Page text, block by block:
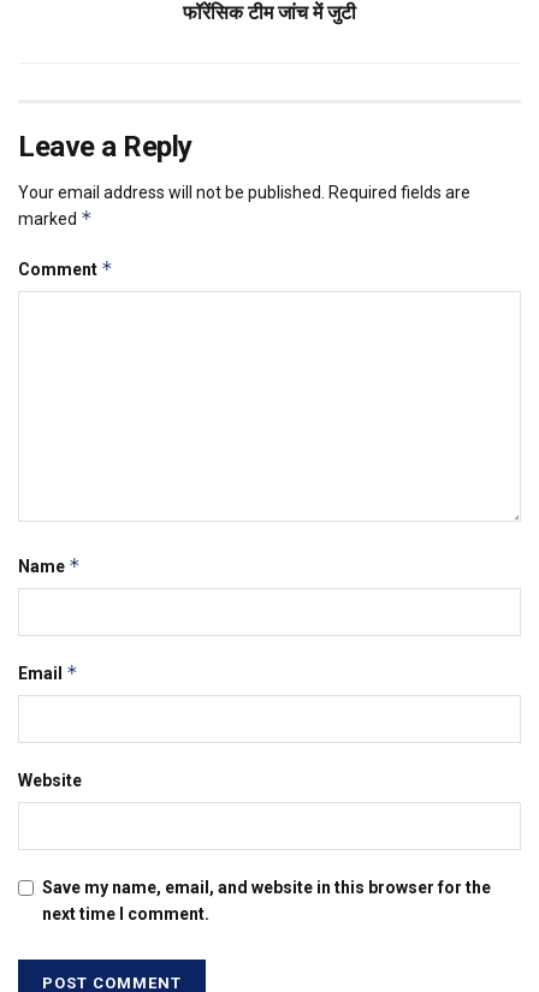
फॉरेंसिक टीम जांच में जुटी
Leave a Reply
Your email address will not be published. Required fields are
marked *
Comment *
Name *
Email *
Website
Save my name, email, and website in this browser for the
next time I comment.